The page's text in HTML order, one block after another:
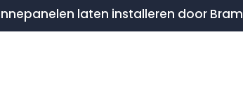
laten installeren door